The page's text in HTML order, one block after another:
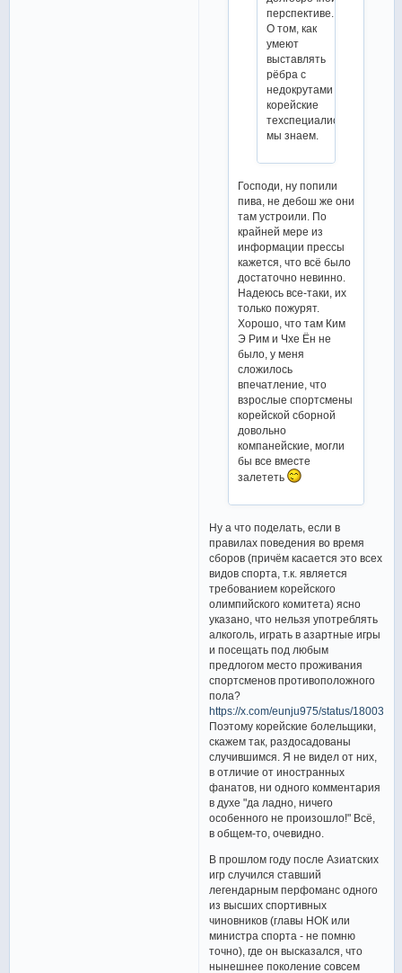
перспективе.
О том, как
умеют
выставлять
рёбра с
недокрутами
корейские
техспециалисты,
мы знаем.
Господи, ну попили
пива, не дебош же они
там устроили. По
крайней мере из
информации прессы
кажется, что всё было
достаточно невинно.
Надеюсь все-таки, их
только пожурят.
Хорошо, что там Ким
Э Рим и Чхе Ён не
было, у меня
сложилось
впечатление, что
взрослые спортсмены
корейской сборной
довольно
компанейские, могли
бы все вместе
залететь
Ну а что поделать, если в
правилах поведения во время
сборов (причём касается это всех
видов спорта, т.к. является
требованием корейского
олимпийского комитета) ясно
указано, что нельзя употреблять
алкоголь, играть в азартные игры
и посещать под любым
предлогом место проживания
спортсменов противоположного
пола?
https://x.com/eunju975/status/
Поэтому корейские болельщики,
скажем так, раздосадованы
случившимся. Я не видел от них,
в отличие от иностранных
фанатов, ни одного комментария
в духе "да ладно, ничего
особенного не произошло!" Всё,
в общем-то, очевидно.
В прошлом году после Азиатских
игр случился ставший
легендарным перфоманс одного
из высших спортивных
чиновников (главы НОК или
министра спорта - не помню
точно), где он высказался, что
нынешнее поколение совсем